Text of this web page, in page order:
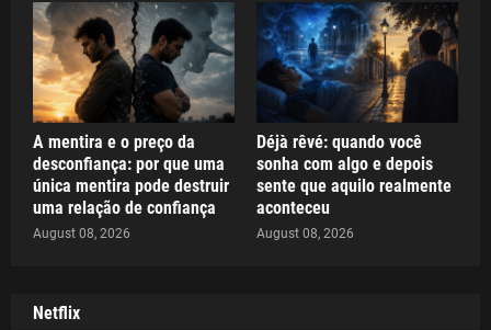
A mentira e o preço da
desconfiança: por que uma
única mentira pode destruir
uma relação de confiança
August 08, 2026
Déjà rêvé: quando você
sonha com algo e depois
sente que aquilo realmente
aconteceu
August 08, 2026
Netflix